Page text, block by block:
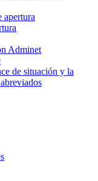
apertura
Adminet
de situación y la